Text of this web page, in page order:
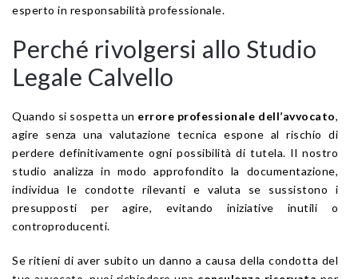
esperto in responsabilità professionale.
Perché rivolgersi allo Studio
Legale Calvello
Quando si sospetta un errore professionale dell’avvocato,
agire senza una valutazione tecnica espone al rischio di
perdere definitivamente ogni possibilità di tutela. Il nostro
studio analizza in modo approfondito la documentazione,
individua le condotte rilevanti e valuta se sussistono i
presupposti per agire, evitando iniziative inutili o
controproducenti.
Se ritieni di aver subito un danno a causa della condotta del